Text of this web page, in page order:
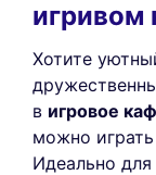
игривом
Хотите
в игровое
можно
Идеально